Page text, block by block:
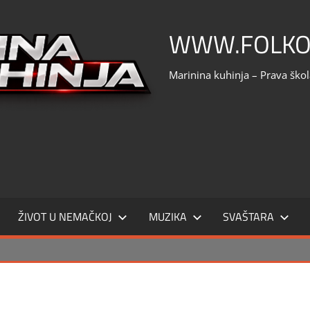
Marinina kuhinja – Prava
ŽIVOT U NEMAČKOJ MUZIKA SVAŠTARA